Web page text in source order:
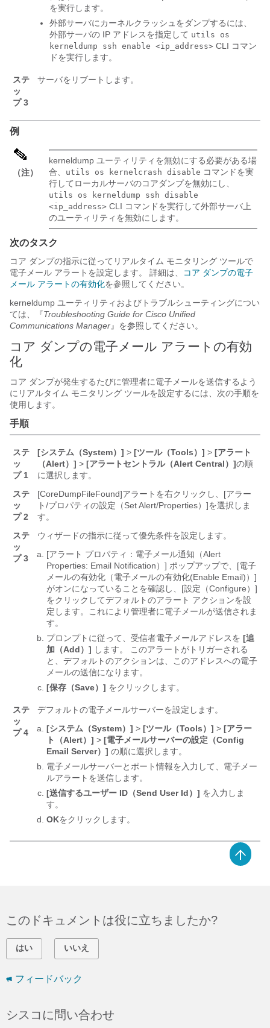
を実行します。
外部サーバにカーネルクラッシュをダンプするには、
外部サーバの IP アドレスを指定して utils os
kerneldump ssh enable <ip_address> CLI コマン
ドを実行します。
ステ
ッ
プ 3
サーバをリブートします。
例
（注）
kerneldump ユーティリティを無効にする必要がある場
合、 utils os kernelcrash disable コマンドを実
行してローカルサーバのコアダンプを無効にし、
utils os kerneldump ssh disable
<ip_address> CLI コマンドを実行して外部サーバ上
のユーティリティを無効にします。
次のタスク
コア ダンプの指示に従ってリアルタイム モニタリング ツールで
電子メール アラートを設定します。 詳細は、
コア ダンプの電子
メール アラートの有効化を参照してください。
kerneldump ユーティリティおよびトラブルシューティングについ
ては、『Troubleshooting Guide for Cisco Unified
Communications Manager』を参照してください。
コア ダンプの電子メール アラートの有効
化
コア ダンプが発生するたびに管理者に電子メールを送信するよう
にリアルタイム モニタリング ツールを設定するには、次の手順を
使用します。
手順
ステ
ッ
プ 1
[システム（System）] > [ツール（Tools）] > [アラート
（Alert）] > [アラートセントラル（Alert Central）]の順
に選択します。
ステ
ッ
プ 2
[CoreDumpFileFound]アラートを右クリックし、[アラー
ト/プロパティの設定（Set Alert/Properties）]を選択しま
す。
ステ
ッ
プ 3
ウィザードの指示に従って優先条件を設定します。
[アラート プロパティ：電子メール通知（Alert
Properties: Email Notification）] ポップアップで、[電子
メールの有効化（電子メールの有効化(Enable Email)）]
がオンになっていることを確認し、[設定（Configure）]
をクリックしてデフォルトのアラート アクションを設
定します。これにより管理者に電子メールが送信されま
す。
プロンプトに従って、受信者電子メールアドレスを [追
加（Add）] します。 このアラートがトリガーされる
と、デフォルトのアクションは、このアドレスへの電子
メールの送信になります。
[保存（Save）] をクリックします。
ステ
ッ
プ 4
デフォルトの電子メールサーバーを設定します。
[システム（System）] > [ツール（Tools）] > [アラー
ト（Alert）] > [電子メールサーバーの設定（Config
Email Server）] の順に選択します。
電子メールサーバーとポート情報を入力して、電子メー
ルアラートを送信します。
[送信するユーザー ID（Send User Id）] を入力しま
す。
OKをクリックします。
このドキュメントは役に立ちましたか?
はい いいえ
フィードバック
シスコに問い合わせ